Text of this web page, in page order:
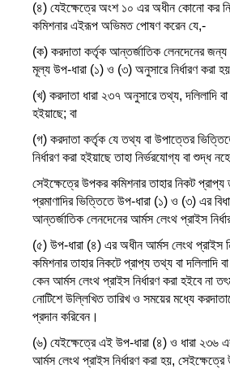
(৪) যেইক্ষেত্রে অংশ ১০ এর অধীন কোনো কর
কমিশনার এইরূপ অভিমত পোষণ করেন যে,-
(ক) করদাতা কর্তৃক আন্তর্জাতিক লেনদেনের জন্য
মূল্য উপ-ধারা (১) ও (৩) অনুসারে নির্ধারণ করা
(খ) করদাতা ধারা ২৩৭ অনুসারে তথ্য, দলিলাদি বা
হইয়াছে; বা
(গ) করদাতা কর্তৃক যে তথ্য বা উপাত্তের
নির্ধারণ করা হইয়াছে তাহা নির্ভরযোগ্য বা শুদ্ধ
সেইক্ষেত্রে উপকর কমিশনার তাহার নিকট প্রাপ্য
প্রমাণাদির ভিত্তিতে উপ-ধারা (১) ও (৩) এর
আন্তর্জাতিক লেনদেনের আর্মস লেংথ প্রাইস
(৫) উপ-ধারা (৪) এর অধীন আর্মস লেংথ প্রাইস
কমিশনার তাহার নিকটে প্রাপ্য তথ্য বা দলিলাদি
কেন আর্মস লেংথ প্রাইস নির্ধারণ করা হইবে না
নোটিশে উল্লিখিত তারিখ ও সময়ের মধ্যে
প্রদান করিবেন।
(৬) যেইক্ষেত্রে এই উপ-ধারা (৪) ও ধারা ২৩৬
আর্মস লেংথ প্রাইস নির্ধারণ করা হয়,